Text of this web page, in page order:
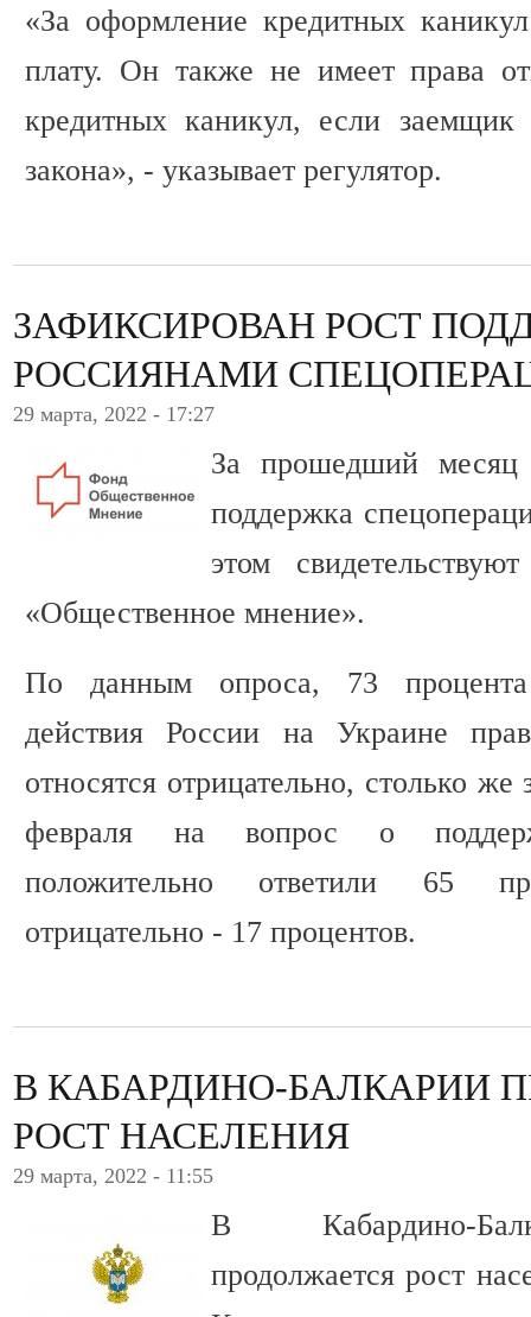
«За оформление кредитных
плату. Он также не имеет права
кредитных каникул, если заемщик
закона», - указывает регулятор.
ЗАФИКСИРОВАН РОСТ
РОССИЯНАМИ
29 марта, 2022 - 17:27
За прошедший месяц
поддержка
этом
«Общественное мнение».
По данным опроса, 73 процента
действия России на Украине
относятся отрицательно, столько же
февраля на вопрос о
положительно ответили 65
отрицательно - 17 процентов.
В КАБАРДИНО-БАЛКАРИИ
РОСТ НАСЕЛЕНИЯ
29 марта, 2022 - 11:55
В Кабардино-
продолжается рост